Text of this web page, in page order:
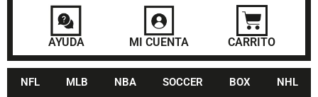
AYUDA MI CUENTA CARRITO
NFL MLB NBA SOCCER BOX NHL